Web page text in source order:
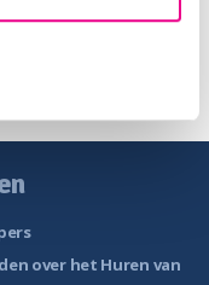
640
over het Huren van